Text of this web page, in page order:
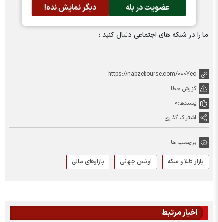
عضویت در بله دیگر نمایش نده!
ما را در شبکه های اجتماعی دنبال کنید :
https://nabzebourse.com/000Yeo
گزارش خطا
پسندها:0
اشتراک گذاری
برچسب ها:
بازار طلا و سکه اونس جهانی بازارهای مالی
اخبار مرتبط